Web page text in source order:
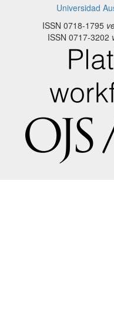
Universidad
ISSN 0718-1795
ISSN 0717-3202